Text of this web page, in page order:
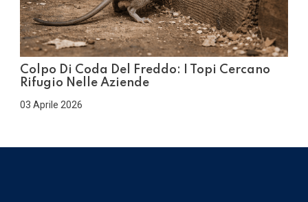
Colpo Di Coda Del Freddo: I Topi Cercano
Rifugio Nelle Aziende
03 Aprile 2026